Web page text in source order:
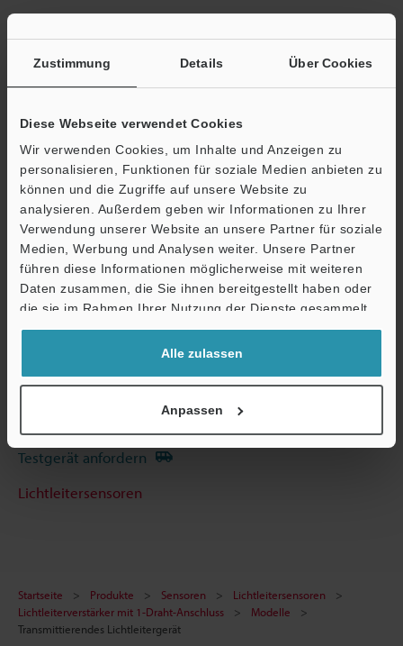
Zustimmung Details Über Cookies
Diese Webseite verwendet Cookies
Wir verwenden Cookies, um Inhalte und Anzeigen zu
personalisieren, Funktionen für soziale Medien anbieten zu
können und die Zugriffe auf unsere Website zu
analysieren. Außerdem geben wir Informationen zu Ihrer
Verwendung unserer Website an unsere Partner für soziale
Medien, Werbung und Analysen weiter. Unsere Partner
führen diese Informationen möglicherweise mit weiteren
Daten zusammen, die Sie ihnen bereitgestellt haben oder
die sie im Rahmen Ihrer Nutzung der Dienste gesammelt
haben.
Alle zulassen
Anpassen
Datenblatt (PDF)
Technische Leitfäden
Datenblatt (PDF)
CAD / CAE
Handbücher
Fragen
Testgerät anfordern
Lichtleitersensoren
Startseite Produkte Sensoren
Lichtleitersensoren
Lichtleiterverstärker mit 1-Draht-Anschluss
Modelle
Transmittierendes Lichtleitergerät